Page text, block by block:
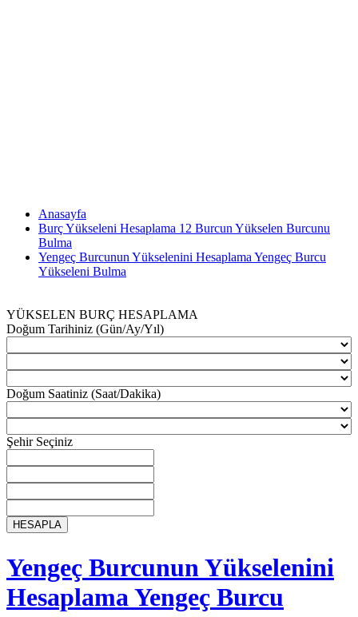
Anasayfa
Burç Yükseleni Hesaplama 12 Burcun Yükselen Burcunu
Bulma
Yengeç Burcunun Yükselenini Hesaplama Yengeç Burcu
Yükseleni Bulma
YÜKSELEN BURÇ HESAPLAMA
Doğum Tarihiniz (Gün/Ay/Yıl)
Doğum Saatiniz (Saat/Dakika)
Şehir Seçiniz
Yengeç Burcunun Yükselenini
Hesaplama Yengeç Burcu